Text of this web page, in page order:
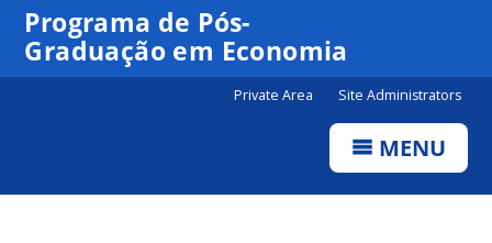
Programa de Pós-
Graduação em Economia
Private Area Site Administrators
MENU